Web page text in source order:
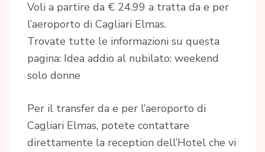
Voli a partire da € 24.99 a tratta da e per
l’aeroporto di Cagliari Elmas.
Trovate tutte le informazioni su questa
pagina: Idea addio al nubilato: weekend
solo donne
Per il transfer da e per l’aeroporto di
Cagliari Elmas, potete contattare
direttamente la reception dell’Hotel che vi